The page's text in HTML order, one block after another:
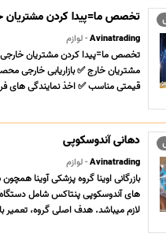
تخصص ما=پیدا کردن مشتریان
Avinatrading- لوازم
تخصص ما=پیدا کردن مشتریان خارجی
مشتریان خارج ✅ بازاریابی خارجی
قیمتی مناسب ✅ اخذ نمایندگی های
دهانی آندوسکوپی
Avinatrading- لوازم
بازرگانی اوینا گروه پزشکی آوینا
های آندوسکوپی پنتاکس شامل دستگاه
لازم میباشد. هدف اصلی گروه، تعمیر